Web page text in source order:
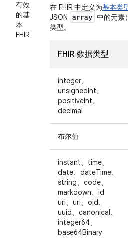
有效
的基
本
FHIR
在 FHIR 中定义为基本类
JSON array 中的元素
类型。
FHIR 数据类型
integer、
unsignedInt、
positiveInt、
decimal
布尔值
instant、time、
date、dateTime、
string、code、
markdown、id
uri、url、oid、
uuid、canonical、
integer64、
base64Binary